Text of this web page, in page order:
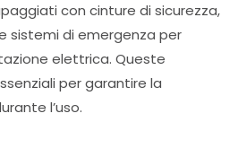
con cinture di sicurezza,
sistemi di emergenza per
elettrica. Queste
per garantire la
l’uso.